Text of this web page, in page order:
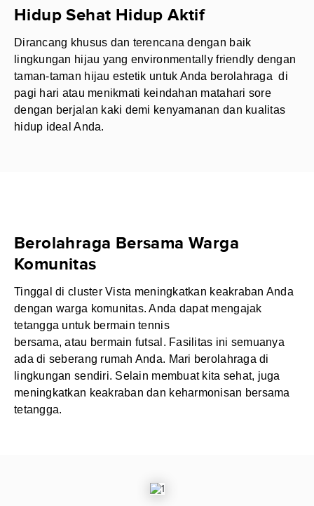
Hidup Sehat Hidup Aktif
Dirancang khusus dan terencana dengan baik
lingkungan hijau yang environmentally friendly dengan
taman-taman hijau estetik untuk Anda berolahraga di
pagi hari atau menikmati keindahan matahari sore
dengan berjalan kaki demi kenyamanan dan kualitas
hidup ideal Anda.
Berolahraga Bersama Warga
Komunitas
Tinggal di cluster Vista meningkatkan keakraban Anda
dengan warga komunitas. Anda dapat mengajak
tetangga untuk bermain tennis
bersama, atau bermain futsal. Fasilitas ini semuanya
ada di seberang rumah Anda. Mari berolahraga di
lingkungan sendiri. Selain membuat kita sehat, juga
meningkatkan keakraban dan keharmonisan bersama
tetangga.